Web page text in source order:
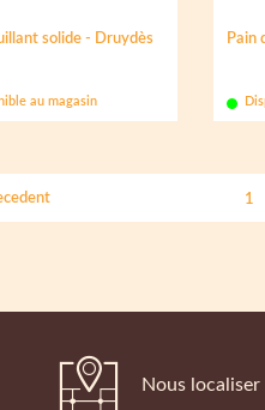
solide - Druydès
au magasin
Pain
1
Nous localiser